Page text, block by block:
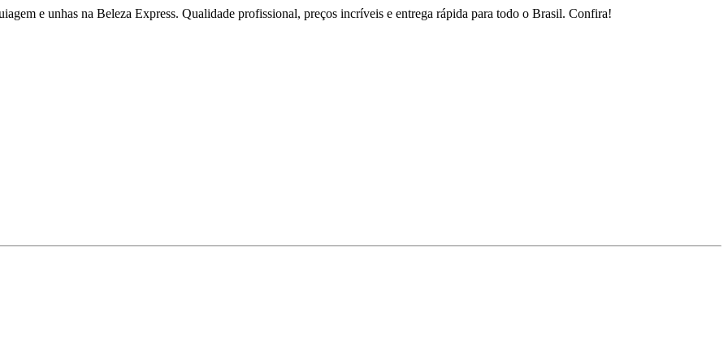
e unhas na Beleza Express. Qualidade profissional, preços incríveis e entrega rápida para todo o Brasil. Confira!